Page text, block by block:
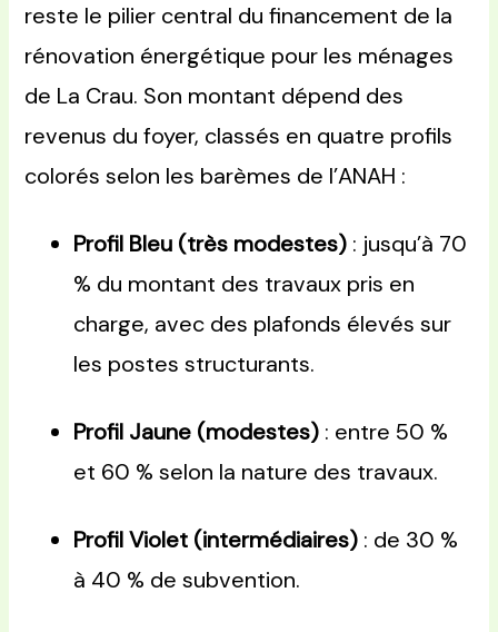
reste le pilier central du financement de la
rénovation énergétique pour les ménages
de La Crau. Son montant dépend des
revenus du foyer, classés en quatre profils
colorés selon les barèmes de l’ANAH :
Profil Bleu (très modestes) : jusqu’à 70
% du montant des travaux pris en
charge, avec des plafonds élevés sur
les postes structurants.
Profil Jaune (modestes) : entre 50 %
et 60 % selon la nature des travaux.
Profil Violet (intermédiaires) : de 30 %
à 40 % de subvention.